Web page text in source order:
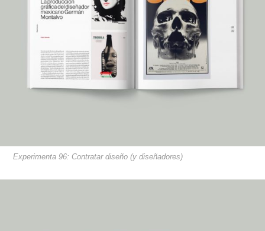
Experimenta 96: Contratar diseño (y diseñadores)